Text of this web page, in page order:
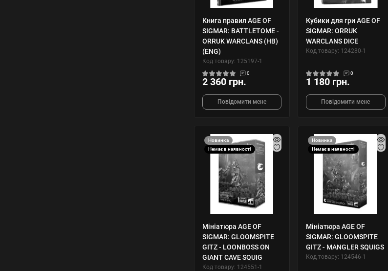
Книга правил AGE OF
SIGMAR: BATTLETOME -
ORRUK WARCLANS (HB)
(ENG)
Код товару: 125197-1
0
2 360 грн.
Повідомити мене
Кубики для гри AGE OF
SIGMAR: ORRUK
WARCLANS DICE
Код товару: 124280-1
0
1 180 грн.
Повідомити мене
Новинка
Немає в наявності
Мініатюра AGE OF
SIGMAR: GLOOMSPITE
GITZ - LOONBOSS ON
GIANT CAVE SQUIG
Код товару: 124551-1
Новинка
Немає в наявності
Мініатюра AGE OF
SIGMAR: GLOOMSPITE
GITZ - MANGLER SQUIGS
Код товару: 124546-1